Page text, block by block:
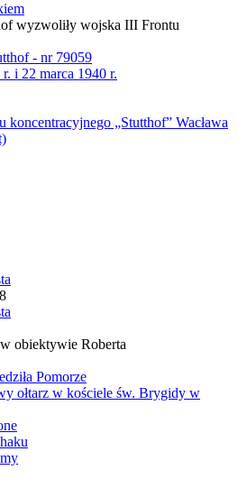
wyzwoliły wojska III Frontu
- nr 79059
i 22 marca 1940 r.
koncentracyjnego „Stutthof” Wacława
obiektywie Roberta
Pomorze
ołtarz w kościele św. Brygidy w